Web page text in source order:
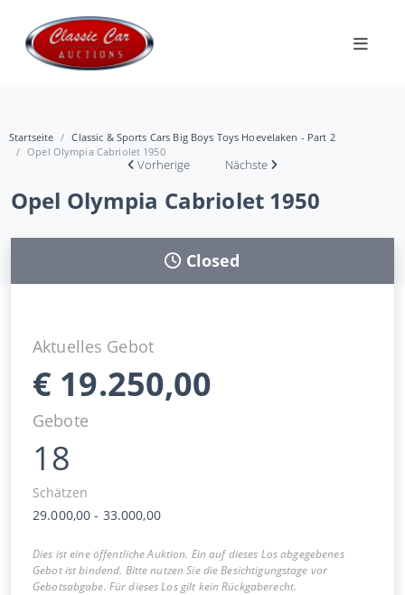
Startseite
Classic & Sports Cars Big Boys Toys Hoevelaken - Part 2
Opel Olympia Cabriolet 1950
Vorherige Nächste
Opel Olympia Cabriolet 1950
Closed
Aktuelles Gebot
€ 19.250,00
Gebote
18
Schätzen
29.000,00 - 33.000,00
Dies ist eine öffentliche Auktion. Ein auf dieses Los abgegebenes
Gebot ist bindend. Bitte nutzen Sie die Besichtigungstage vor
Gebotsabgabe. Für dieses Los gilt kein Rückgaberecht.